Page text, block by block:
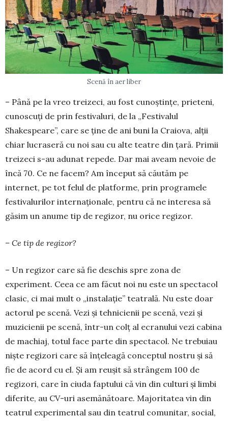
Scenă în aer liber
– Până pe la vreo treizeci, au fost cunoștințe, prieteni,
cunoscuți de prin festivaluri, de la „Fes­tivalul
Shakespeare”, care se ține de ani buni la Craiova, alții
chiar lucraseră cu noi sau cu alte teatre din țară. Primii
treizeci s-au adunat repede. Dar mai aveam nevoie de
încă 70. Ce ne facem? Am început să căutăm pe
internet, pe tot felul de platforme, prin programele
festivalurilor interna­ționale, pentru că ne interesa să
găsim un anume tip de regizor, nu orice regizor.
– Ce tip de regizor?
– Un regizor care să fie deschis spre zona de
experiment. Ceea ce am făcut noi nu este un spectacol
clasic, ci mai mult o „instalație” tea­trală. Nu este doar
actorul pe scenă. Vezi și teh­nicienii pe scenă, vezi și
muzicienii pe scenă, într-un colț al ecranului vezi cabina
de ma­chiaj, totul face parte din spectacol. Ne trebu­iau
niște regizori care să înțeleagă con­ceptul nostru și să
fie de acord cu el. Și am reușit să strângem 100 de
regizori, care în ciuda faptului că vin din culturi și limbi
diferite, au CV-uri asemă­nă­toa­re. Majoritatea vin din
tea­trul experi­men­tal sau din teatrul comu­nitar, social,